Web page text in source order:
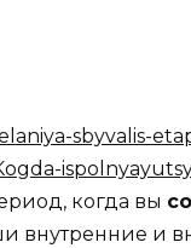
когда вы
внутренние и